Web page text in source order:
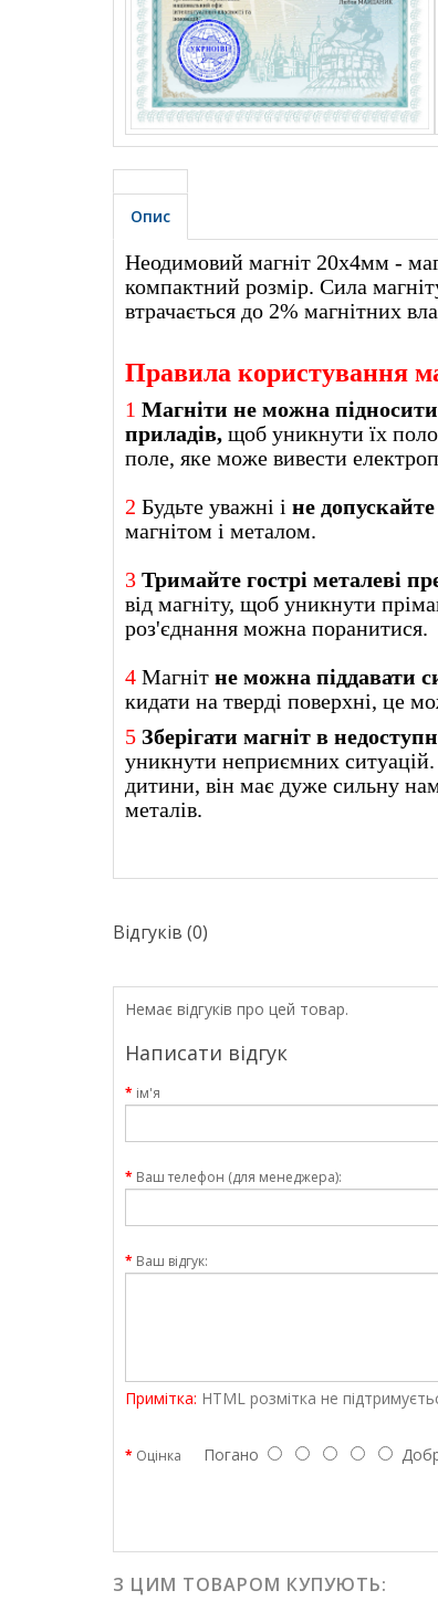
Опис
Неодимовий магніт 20х4мм -
компактний розмір. Сила
втрачається до 2% магнітних
Правила користування
1 Магніти не можна
приладів, щоб уникнути їх
поле, яке може вивести
2 Будьте уважні і не
магнітом і металом.
3 Тримайте гострі металеві
від магніту, щоб уникнути
роз'єднання можна поранитися.
4 Магніт не можна піддавати
кидати на тверді поверхні, це
5 Зберігати магніт в
уникнути неприємних
дитини, він має дуже сильну
металів.
Відгуків (0)
Немає відгуків про цей товар.
Написати відгук
ім'я
Ваш телефон (для менеджера):
Ваш відгук:
Примітка: HTML розмітка не
Оцінка Погано
З ЦИМ ТОВАРОМ КУПУЮТЬ: